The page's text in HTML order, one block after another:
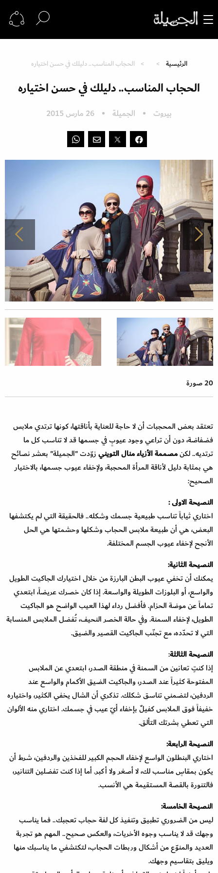
الرئيسية الحجاب المناسب.. دليلك في حسن اختياره
الحجاب المناسب.. دليلك في حسن اختياره
بيروت الجميلة 26 مارس 2015
20 صورة
تعتقد بعض المحجبات أن لا حاجة للعناية بأناقتها، كونها ترتدي ملابس
فضفاضة، دون أن تراعي وجود عيوبٍ في جسمها قد لا تناسب كل ما
ترتديه.. لكنمصممة الأزياء منال التوينيزوّدت "الجميلة" بعشر نصائح
هي بمثابة دليل لأناقة المرأة المحجبة، ولإخفاء عيوب جسمها، بالاختيار
الصحيح:
النصيحة الاولى :
اختاري ثياباً تناسب طبيعية جسمك وشكله.. فالحقيقة التي لم يكتشفها
البعض، هي أن طبيعة ملابس الحجاب وشكلها وحشمتها هي الحل
الأنجح لإخفاء عيوب الجسم المختلفة.
النصيحة الثانية:
يمكنك أن تخفي عيوب البطن البارزة من خلال اختيارك الجاكيت الطويل
والواسع، أو البلوزات الطويلة والواسعة. إذا كان خصرك عريضاً، ابتعدي
تماماً عن موضة الحزام. فأفضل رداء لهذا العيب الواضح هو الجاكيت
الطويل، لإخفاء السمنة. وفي حالة الخصر النحيف، تُفضل الملابس المنسابة
التي لا تحدّده، مع تجنّب الجاكيت القصير والضيق.
النصيحة الثالثة:
إذا كنتِ تعانين من السمنة في منطقة الصدر، ابتعدي عن الملابس
المفتوحة كثيراً عند الصدر، والجاكيت الضيق الأكمام والواسع عند
الردفين، لتضمني تناسق شكلك. تذكري أن الشال يخفي الكثير، واختياره
خفيفاً فوق الملابس كفيلٌ بإخفاء أيّ عيب في جسمك. اختاري منه الألوان
التي تعطي بشرتك التألق.
النصيحة الرابعة:
اختاري البنطلون الواسع لإخفاء الحجم الكبير للفخذين والردفين، شرط أن
يكون بمقاسٍ مناسب لك، لا أصغر ولا أكبر. أما إذا كنت تفضلين التنانير،
فالتنورة بالقصة المستقيمة هي الأنسب.
النصيحة الخامسة:
ليس من الضروري تطبيق وتنفيذ كل لفة حجاب تعجبك.. فما يناسب
وجهك قد لا يناسب وجوه الأخريات، والعكس صحيح.. المهم هو تجربة
العديد والمنوّع من أشكال وربطات الحجاب، لتكتشفي ما يناسبك منها
ويليق بتقاسيم وجهك.